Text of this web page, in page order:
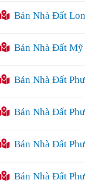
Bán Nhà Đất
Bán Nhà Đất Mỹ
Bán Nhà Đất
Bán Nhà Đất
Bán Nhà Đất
Bán Nhà Đất